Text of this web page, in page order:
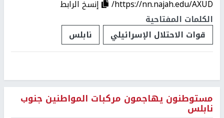
https://nn.najah.edu/AXUD/
إنسخ الرابط
الكلمات المفتاحية
قوات الاحتلال الإسرائيلي
نابلس
مستوطنون يهاجمون مركبات المواطنين جنوب
نابلس